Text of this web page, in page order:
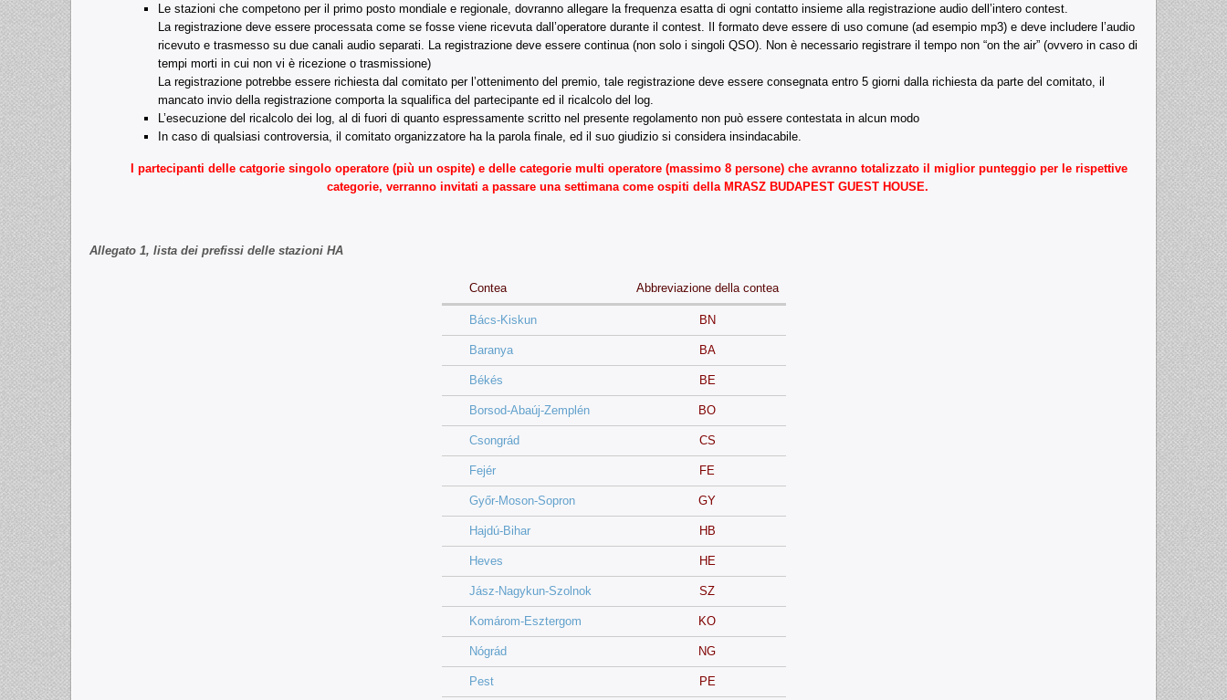
Le stazioni che competono per il primo posto mondiale e regionale, dovranno allegare la frequenza esatta di ogni contatto insieme alla registrazione audio dell’intero contest.
La registrazione deve essere processata come se fosse viene ricevuta dall’operatore durante il contest. Il formato deve essere di uso comune (ad esempio mp3) e deve includere l’audio
ricevuto e trasmesso su due canali audio separati. La registrazione deve essere continua (non solo i singoli QSO). Non è necessario registrare il tempo non “on the air” (ovvero in caso di
tempi morti in cui non vi è ricezione o trasmissione)
La registrazione potrebbe essere richiesta dal comitato per l’ottenimento del premio, tale registrazione deve essere consegnata entro 5 giorni dalla richiesta da parte del comitato, il
mancato invio della registrazione comporta la squalifica del partecipante ed il ricalcolo del log.
L’esecuzione del ricalcolo dei log, al di fuori di quanto espressamente scritto nel presente regolamento non può essere contestata in alcun modo
In caso di qualsiasi controversia, il comitato organizzatore ha la parola finale, ed il suo giudizio si considera insindacabile.
I partecipanti delle catgorie singolo operatore (più un ospite) e delle categorie multi operatore (massimo 8 persone) che avranno totalizzato il miglior punteggio per le rispettive
categorie, verranno invitati a passare una settimana come ospiti della MRASZ BUDAPEST GUEST HOUSE.
Allegato 1, lista dei prefissi delle stazioni HA
Contea Abbreviazione della contea
Bács-Kiskun BN
Baranya BA
Békés BE
Borsod-Abaúj-Zemplén BO
Csongrád CS
Fejér FE
Győr-Moson-Sopron GY
Hajdú-Bihar HB
Heves HE
Jász-Nagykun-Szolnok SZ
Komárom-Esztergom KO
Nógrád NG
Pest PE